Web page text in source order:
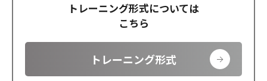
トレーニング形式については
こちら
トレーニング形式